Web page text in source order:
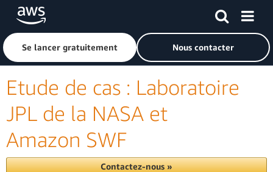
Passer au contenu principal
Cliquer ici pour revenir à la page d'accueil d'Amazon Web
Se lancer gratuitement Nous contacter
Etude de cas : Laboratoire
JPL de la NASA et
Amazon SWF
Contactez-nous »